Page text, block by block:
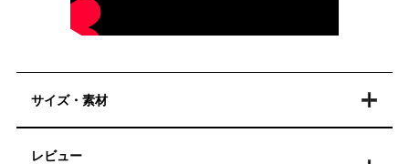
サイズ・素材
レビュー